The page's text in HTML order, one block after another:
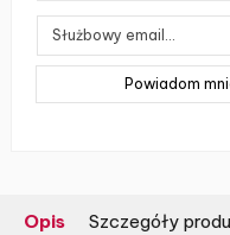
Opis Szczegóły